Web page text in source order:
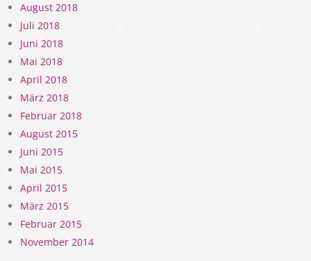
August 2018
Juli 2018
Juni 2018
Mai 2018
April 2018
März 2018
Februar 2018
August 2015
Juni 2015
Mai 2015
April 2015
März 2015
Februar 2015
November 2014